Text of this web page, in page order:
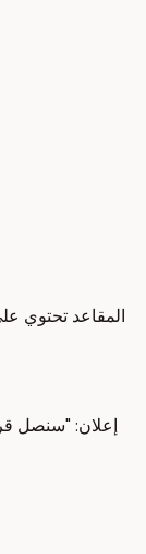
المقاعد تحتوي
إعلان: "سنصل